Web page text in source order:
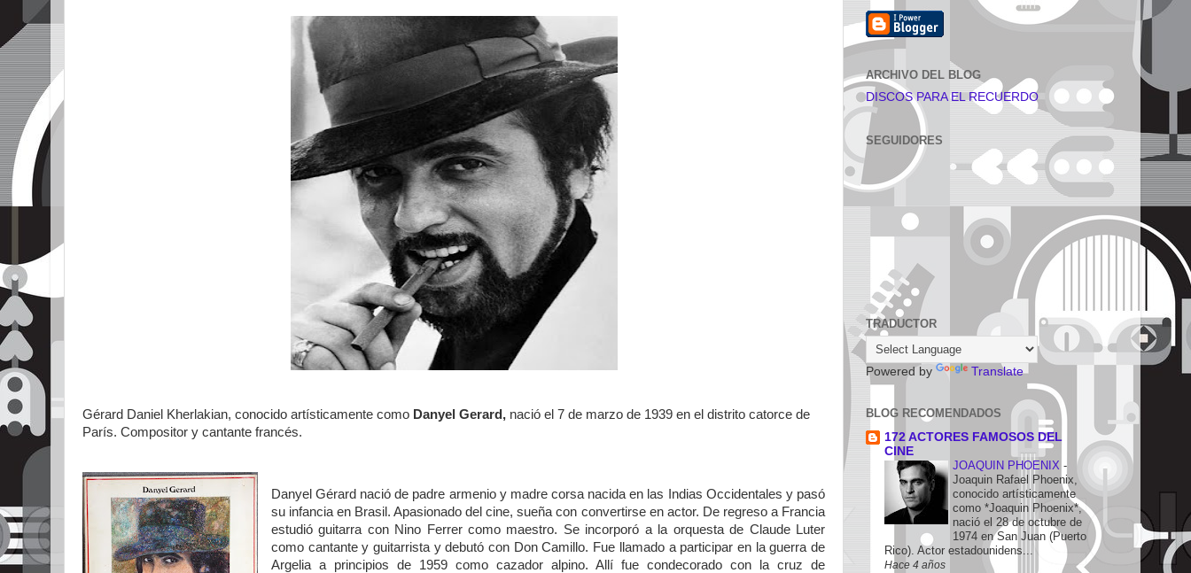
Gérard Daniel Kherlakian, conocido artísticamente como Danyel Gerard, nació el 7 de marzo de 1939 en el distrito catorce de
París. Compositor y cantante francés.
Danyel Gérard nació de padre armenio y madre corsa nacida en las Indias Occidentales y pasó
su infancia en Brasil. Apasionado del cine, sueña con convertirse en actor. De regreso a Francia
estudió guitarra con Nino Ferrer como maestro. Se incorporó a la orquesta de Claude Luter
como cantante y guitarrista y debutó con Don Camillo. Fue llamado a participar en la guerra de
Argelia a principios de 1959 como cazador alpino. Allí fue condecorado con la cruz de
ARCHIVO DEL BLOG
DISCOS PARA EL RECUERDO
SEGUIDORES
TRADUCTOR
Powered by Translate
BLOG RECOMENDADOS
172 ACTORES FAMOSOS DEL
CINE
JOAQUIN PHOENIX -
Joaquin Rafael Phoenix,
conocido artísticamente
como *Joaquin Phoenix*,
nació el 28 de octubre de
1974 en San Juan (Puerto
Rico). Actor estadounidens...
Hace 4 años